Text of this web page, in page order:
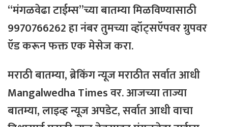
“मंगळवेढा टाईम्स”च्या बातम्या मिळविण्यासाठी
9970766262 हा नंबर तुमच्या व्हॉट्सऍपवर ग्रुपवर
ऍड करून फक्त एक मेसेज करा.
मराठी बातम्या, ब्रेकिंग न्यूज मराठीत सर्वात आधी
Mangalwedha Times वर. आजच्या ताज्या
बातम्या, लाइव्ह न्यूज अपडेट, सर्वात आधी वाचा